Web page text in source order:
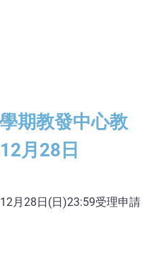
期教發中心教
月28日
月28日(日)23:59受理申請